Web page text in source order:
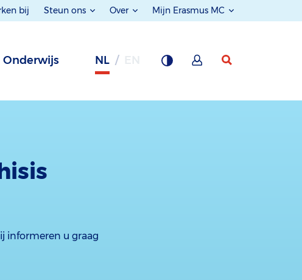
bij Steun ons Over Mijn Erasmus MC
Onderwijs NL
informeren u graag